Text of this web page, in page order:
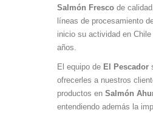
Salmón Fresco de
líneas de procesamiento
inicio su actividad en
años.
El equipo de El Pescador
ofrecerles a nuestros
productos en Salmón
entendiendo además la